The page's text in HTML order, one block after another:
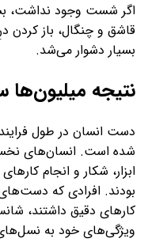
اگر شست وجود نداشت،
قاشق و چنگال، باز
بسیار دشوار می‌شد.
نتیجه میلیون‌ها
دست انسان در طول فرایند
شده است. انسان‌های
ابزار، شکار و انجام
بودند. افرادی که
کارهای دقیق داشتند،
ویژگی‌های خود به